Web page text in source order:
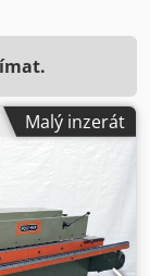
Malý inzerát